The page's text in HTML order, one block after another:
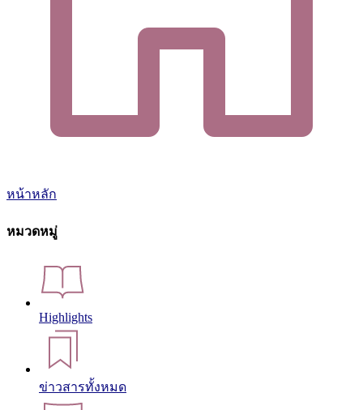
หน้าหลัก
หมวดหมู่
Highlights
ข่าวสารทั้งหมด